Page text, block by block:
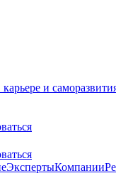
и
ЭкспертыКомпании